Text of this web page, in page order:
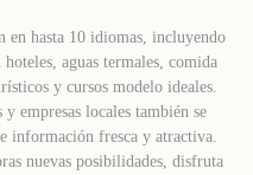
en hasta 10 idiomas, incluyendo
aguas termales, comida
y cursos modelo ideales.
empresas locales también se
información fresca y atractiva.
nuevas posibilidades, disfruta